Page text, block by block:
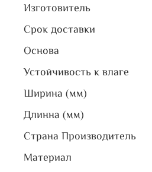
Изготовитель
Срок доставки
Основа
Устойчивость к влаге
Ширина (мм)
Длинна (мм)
Страна Производитель
Материал